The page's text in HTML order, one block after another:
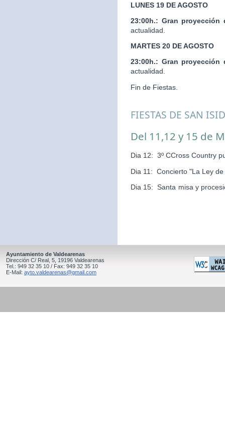
LUNES 19 DE AGOSTO
23:00h.: Gran proyección
actualidad.
MARTES 20 DE AGOSTO
23:00h.: Gran proyección
actualidad.
Fin de Fiestas.
FIESTAS DE SAN
Del 11,12 y 15 de
Dia 12: 3º CCross Country
Dia 11: Concierto "La Ley
Dia 15: Santa misa y
Ayuntamiento de Valdearenas
Dirección C/ Real, 5, 19196 Valdearenas
Tel.: 949 32 35 10 / Fax: 949 32 35 10
E-Mail: ayto.valdearenas@gmail.com